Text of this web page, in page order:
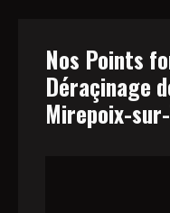
Nos Points
Déraçinage
Mirepoix-